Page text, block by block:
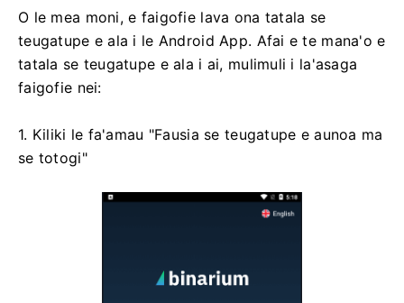
O le mea moni, e faigofie lava ona tatala se
teugatupe e ala i le Android App. Afai e te mana'o e
tatala se teugatupe e ala i ai, mulimuli i la'asaga
faigofie nei:
1. Kiliki le fa'amau "Fausia se teugatupe e aunoa ma
se totogi"